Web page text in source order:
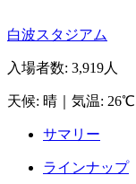
白波スタジアム
入場者数: 3,919人
天候: 晴 気温: 26℃
サマリー
ラインナップ